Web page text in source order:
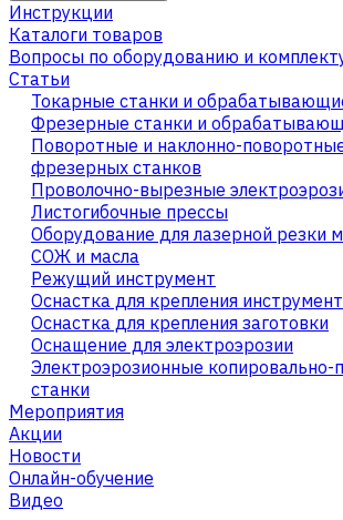
Инструкции
Каталоги товаров
Вопросы по оборудованию и
Статьи
Токарные станки и
Фрезерные станки и
Поворотные и наклонно-
фрезерных станков
Проволочно-вырезные
Листогибочные прессы
Оборудование для лазерной резки
СОЖ и масла
Режущий инструмент
Оснастка для крепления
Оснастка для крепления заготовки
Оснащение для электроэрозии
Электроэрозионные
станки
Мероприятия
Акции
Новости
Онлайн-обучение
Видео